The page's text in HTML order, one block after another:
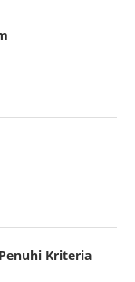
Kriteria